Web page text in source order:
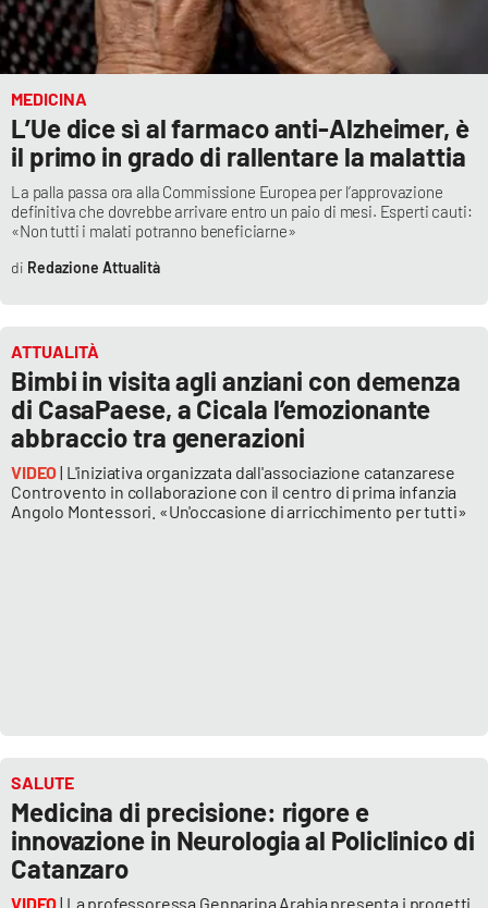
MEDICINA
L’Ue dice sì al farmaco anti-Alzheimer, è
il primo in grado di rallentare la malattia
La palla passa ora alla Commissione Europea per l’approvazione
definitiva che dovrebbe arrivare entro un paio di mesi. Esperti cauti:
«Non tutti i malati potranno beneficiarne»
Redazione Attualità
ATTUALITÀ
Bimbi in visita agli anziani con demenza
di CasaPaese, a Cicala l’emozionante
abbraccio tra generazioni
VIDEO| L'iniziativa organizzata dall'associazione catanzarese
Controvento in collaborazione con il centro di prima infanzia
Angolo Montessori. «Un'occasione di arricchimento per tutti»
SALUTE
Medicina di precisione: rigore e
innovazione in Neurologia al Policlinico di
Catanzaro
VIDEO| La professoressa Gennarina Arabia presenta i progetti